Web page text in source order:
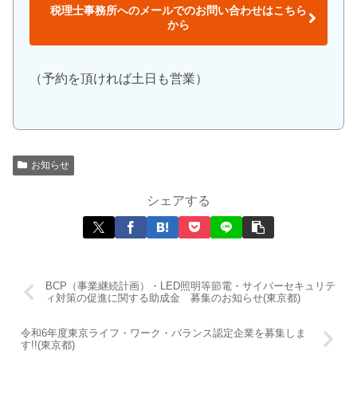
税理士事務所へのメールでのお問い合わせはこちら
から
（予約を頂ければ土日も営業）
お知らせ
シェアする
BCP（事業継続計画）・LED照明等節電・サイバーセキュリテ
ィ対策の促進に関する助成金 募集のお知らせ(東京都)
令和6年度東京ライフ・ワーク・バランス認定企業を募集しま
す!!(東京都)